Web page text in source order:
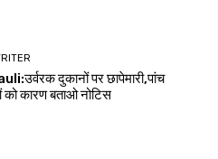
दुकानों पर छापेमारी,पांच
को कारण बताओ नोटिस